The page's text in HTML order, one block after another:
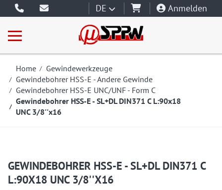
DE Anmelden
Home
Gewindewerkzeuge
Gewindebohrer HSS-E - Andere Gewinde
Gewindebohrer HSS-E UNC/UNF - Form C
Gewindebohrer HSS-E - SL+DL DIN371 C L:90x18
UNC 3/8''x16
GEWINDEBOHRER HSS-E - SL+DL DIN371 C
L:90X18 UNC 3/8''X16